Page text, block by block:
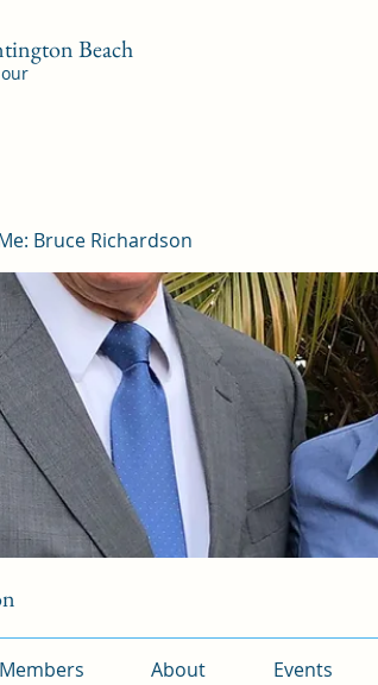
Beach
Bruce Richardson
Members About Events